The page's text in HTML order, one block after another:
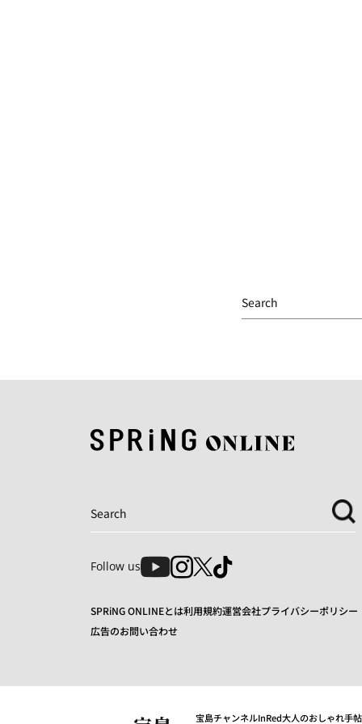
Follow us
SPRiNG ONLINEとは利用規約運営会社プライバシーポリシー
広告のお問い合わせ
宝島チャンネルInRed大人のおしゃれ手帖